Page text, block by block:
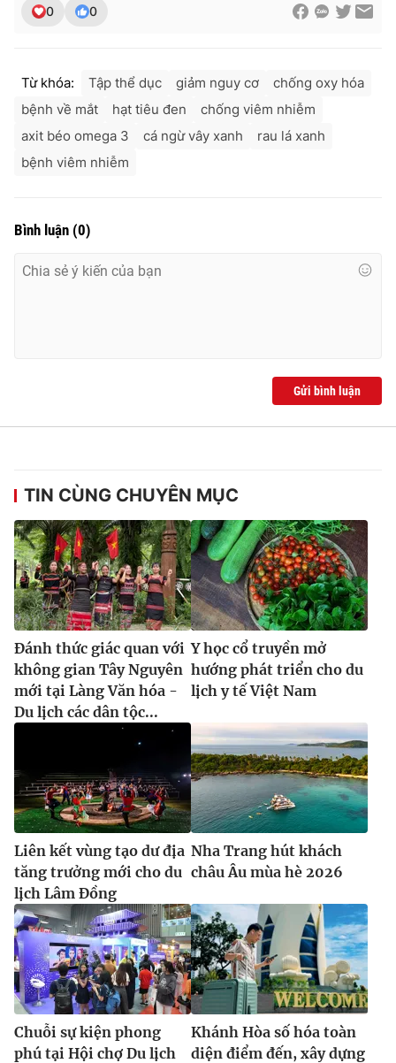
0 0
Từ khóa: Tập thể dục giảm nguy cơ
chống oxy hóa
bệnh về mắt
hạt tiêu đen
chống viêm nhiễm
axit béo omega 3
cá ngừ vây xanh
rau lá xanh
bệnh viêm nhiễm
Bình luận (0)
Gửi bình luận
TIN CÙNG CHUYÊN MỤC
Đánh thức giác quan với
không gian Tây Nguyên
mới tại Làng Văn hóa -
Du lịch các dân tộc...
Y học cổ truyền mở
hướng phát triển cho du
lịch y tế Việt Nam
Liên kết vùng tạo dư địa
tăng trưởng mới cho du
lịch Lâm Đồng
Nha Trang hút khách
châu Âu mùa hè 2026
Chuỗi sự kiện phong
phú tại Hội chợ Du lịch
Khánh Hòa số hóa toàn
diện điểm đến, xây dựng